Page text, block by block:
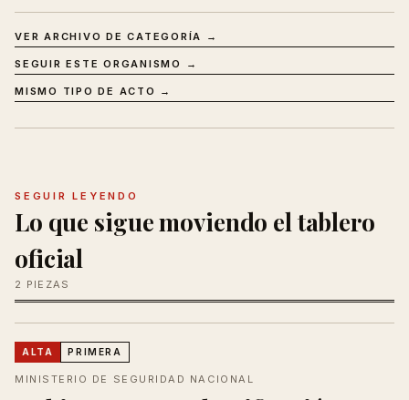
VER ARCHIVO DE CATEGORÍA →
SEGUIR ESTE ORGANISMO →
MISMO TIPO DE ACTO →
SEGUIR LEYENDO
Lo que sigue moviendo el tablero
oficial
2 PIEZAS
ALTA PRIMERA
MINISTERIO DE SEGURIDAD NACIONAL